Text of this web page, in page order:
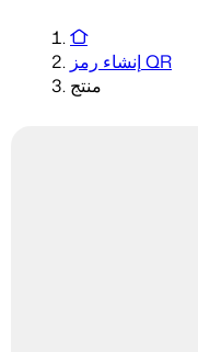
إنشاء رمز QR
منتج